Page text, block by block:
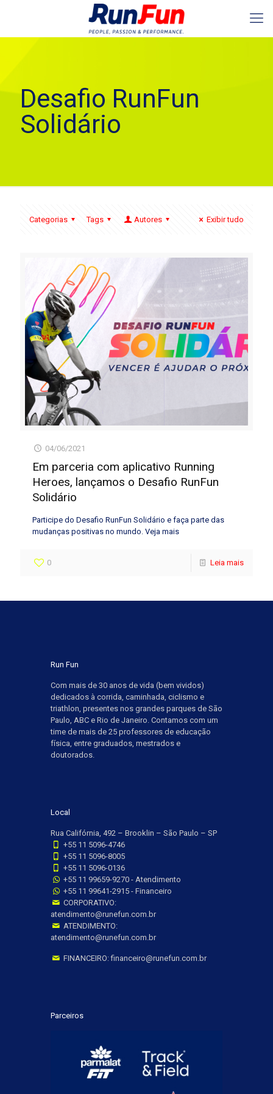
Desafio RunFun
Solidário
Categorias Tags Autores Exibir tudo
04/06/2021
Em parceria com aplicativo Running
Heroes, lançamos o Desafio RunFun
Solidário
Participe do Desafio RunFun Solidário e faça parte das
mudanças positivas no mundo. Veja mais
0 Leia mais
Run Fun
Com mais de 30 anos de vida (bem vividos)
dedicados à corrida, caminhada, ciclismo e
triathlon, presentes nos grandes parques de São
Paulo, ABC e Rio de Janeiro. Contamos com um
time de mais de 25 professores de educação
física, entre graduados, mestrados e
doutorados.
Local
Rua Califórnia, 492 – Brooklin – São Paulo – SP
+55 11 5096-4746
+55 11 5096-8005
+55 11 5096-0136
+55 11 99659-9270 - Atendimento
+55 11 99641-2915 - Financeiro
CORPORATIVO:
atendimento@runefun.com.br
ATENDIMENTO:
atendimento@runefun.com.br
FINANCEIRO: financeiro@runefun.com.br
Parceiros